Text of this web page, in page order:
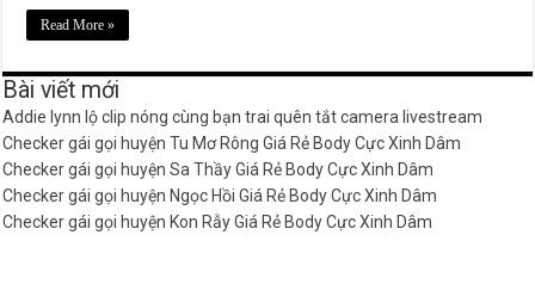
Read More »
Bài viết mới
Addie lynn lộ clip nóng cùng bạn trai quên tắt camera livestream
Checker gái gọi huyện Tu Mơ Rông Giá Rẻ Body Cực Xinh Dâm
Checker gái gọi huyện Sa Thầy Giá Rẻ Body Cực Xinh Dâm
Checker gái gọi huyện Ngọc Hồi Giá Rẻ Body Cực Xinh Dâm
Checker gái gọi huyện Kon Rẫy Giá Rẻ Body Cực Xinh Dâm